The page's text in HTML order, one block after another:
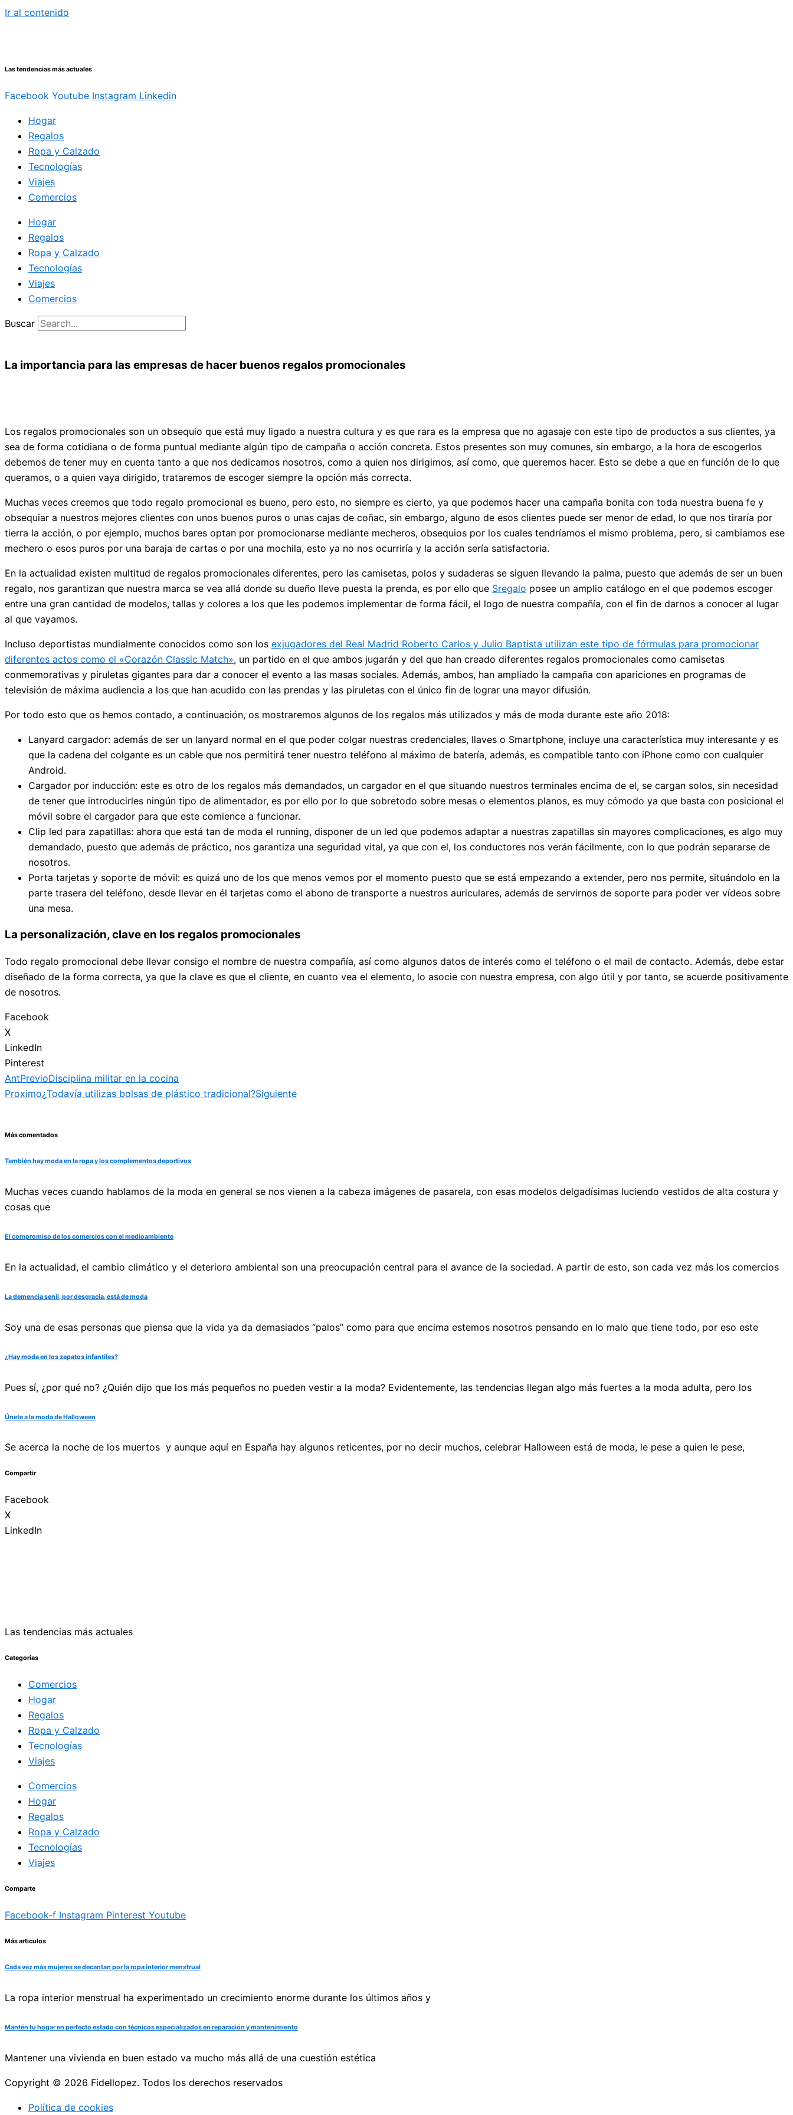
Ir al contenido
Las tendencias más actuales
Facebook Youtube Instagram Linkedin
Hogar
Regalos
Ropa y Calzado
Tecnologías
Viajes
Comercios
Hogar
Regalos
Ropa y Calzado
Tecnologías
Viajes
Comercios
Buscar
La importancia para las empresas de hacer buenos regalos promocionales
Los regalos promocionales son un obsequio que está muy ligado a nuestra cultura y es que rara es la empresa que no agasaje con este tipo de productos a sus clientes, ya
sea de forma cotidiana o de forma puntual mediante algún tipo de campaña o acción concreta. Estos presentes son muy comunes, sin embargo, a la hora de escogerlos
debemos de tener muy en cuenta tanto a que nos dedicamos nosotros, como a quien nos dirigimos, así como, que queremos hacer. Esto se debe a que en función de lo que
queramos, o a quien vaya dirigido, trataremos de escoger siempre la opción más correcta.
Muchas veces creemos que todo regalo promocional es bueno, pero esto, no siempre es cierto, ya que podemos hacer una campaña bonita con toda nuestra buena fe y
obsequiar a nuestros mejores clientes con unos buenos puros o unas cajas de coñac, sin embargo, alguno de esos clientes puede ser menor de edad, lo que nos tiraría por
tierra la acción, o por ejemplo, muchos bares optan por promocionarse mediante mecheros, obsequios por los cuales tendríamos el mismo problema, pero, si cambiamos ese
mechero o esos puros por una baraja de cartas o por una mochila, esto ya no nos ocurriría y la acción sería satisfactoria.
En la actualidad existen multitud de regalos promocionales diferentes, pero las camisetas, polos y sudaderas se siguen llevando la palma, puesto que además de ser un buen
regalo, nos garantizan que nuestra marca se vea allá donde su dueño lleve puesta la prenda, es por ello que Sregalo posee un amplio catálogo en el que podemos escoger
entre una gran cantidad de modelos, tallas y colores a los que les podemos implementar de forma fácil, el logo de nuestra compañía, con el fin de darnos a conocer al lugar
al que vayamos.
Incluso deportistas mundialmente conocidos como son los exjugadores del Real Madrid Roberto Carlos y Julio Baptista utilizan este tipo de fórmulas para promocionar
diferentes actos como el «Corazón Classic Match», un partido en el que ambos jugarán y del que han creado diferentes regalos promocionales como camisetas
conmemorativas y piruletas gigantes para dar a conocer el evento a las masas sociales. Además, ambos, han ampliado la campaña con apariciones en programas de
televisión de máxima audiencia a los que han acudido con las prendas y las piruletas con el único fin de lograr una mayor difusión.
Por todo esto que os hemos contado, a continuación, os mostraremos algunos de los regalos más utilizados y más de moda durante este año 2018:
Lanyard cargador: además de ser un lanyard normal en el que poder colgar nuestras credenciales, llaves o Smartphone, incluye una característica muy interesante y es
que la cadena del colgante es un cable que nos permitirá tener nuestro teléfono al máximo de batería, además, es compatible tanto con iPhone como con cualquier
Android.
Cargador por inducción: este es otro de los regalos más demandados, un cargador en el que situando nuestros terminales encima de el, se cargan solos, sin necesidad
de tener que introducirles ningún tipo de alimentador, es por ello por lo que sobretodo sobre mesas o elementos planos, es muy cómodo ya que basta con posicional el
móvil sobre el cargador para que este comience a funcionar.
Clip led para zapatillas: ahora que está tan de moda el running, disponer de un led que podemos adaptar a nuestras zapatillas sin mayores complicaciones, es algo muy
demandado, puesto que además de práctico, nos garantiza una seguridad vital, ya que con el, los conductores nos verán fácilmente, con lo que podrán separarse de
nosotros.
Porta tarjetas y soporte de móvil: es quizá uno de los que menos vemos por el momento puesto que se está empezando a extender, pero nos permite, situándolo en la
parte trasera del teléfono, desde llevar en él tarjetas como el abono de transporte a nuestros auriculares, además de servirnos de soporte para poder ver vídeos sobre
una mesa.
La personalización, clave en los regalos promocionales
Todo regalo promocional debe llevar consigo el nombre de nuestra compañía, así como algunos datos de interés como el teléfono o el mail de contacto. Además, debe estar
diseñado de la forma correcta, ya que la clave es que el cliente, en cuanto vea el elemento, lo asocie con nuestra empresa, con algo útil y por tanto, se acuerde positivamente
de nosotros.
Facebook
X
LinkedIn
Pinterest
AntPrevioDisciplina militar en la cocina
Proximo¿Todavía utilizas bolsas de plástico tradicional?Siguiente
Más comentados
También hay moda en la ropa y los complementos deportivos
Muchas veces cuando hablamos de la moda en general se nos vienen a la cabeza imágenes de pasarela, con esas modelos delgadísimas luciendo vestidos de alta costura y
cosas que
El compromiso de los comercios con el medioambiente
En la actualidad, el cambio climático y el deterioro ambiental son una preocupación central para el avance de la sociedad. A partir de esto, son cada vez más los comercios
La demencia senil, por desgracia, está de moda
Soy una de esas personas que piensa que la vida ya da demasiados “palos” como para que encima estemos nosotros pensando en lo malo que tiene todo, por eso este
¿Hay moda en los zapatos infantiles?
Pues sí, ¿por qué no? ¿Quién dijo que los más pequeños no pueden vestir a la moda? Evidentemente, las tendencias llegan algo más fuertes a la moda adulta, pero los
Únete a la moda de Halloween
Se acerca la noche de los muertos y aunque aquí en España hay algunos reticentes, por no decir muchos, celebrar Halloween está de moda, le pese a quien le pese,
Compartir
Facebook
X
LinkedIn
Las tendencias más actuales
Categorias
Comercios
Hogar
Regalos
Ropa y Calzado
Tecnologías
Viajes
Comercios
Hogar
Regalos
Ropa y Calzado
Tecnologías
Viajes
Comparte
Facebook-f Instagram Pinterest Youtube
Más articulos
Cada vez más mujeres se decantan por la ropa interior menstrual
La ropa interior menstrual ha experimentado un crecimiento enorme durante los últimos años y
Mantén tu hogar en perfecto estado con técnicos especializados en reparación y mantenimiento
Mantener una vivienda en buen estado va mucho más allá de una cuestión estética
Copyright © 2026 Fidellopez. Todos los derechos reservados
Política de cookies